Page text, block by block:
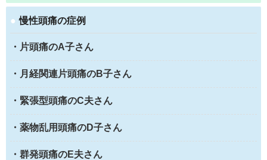
● 慢性頭痛の症例
・片頭痛のA子さん
・月経関連片頭痛のB子さん
・緊張型頭痛のC夫さん
・薬物乱用頭痛のD子さん
・群発頭痛のE夫さん